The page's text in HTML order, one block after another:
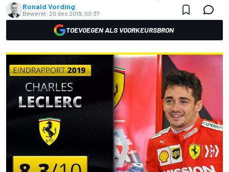
Ronald Vording
Bewerkt: 20 dec 2019, 00:37
TOEVOEGEN ALS VOORKEURSBRON